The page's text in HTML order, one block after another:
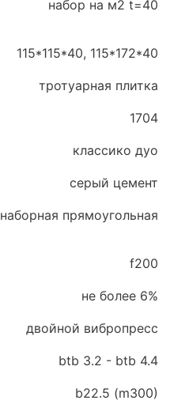
набор на м2 t=40
115*115*40, 115*172*40
тротуарная плитка
1704
классико дуо
серый цемент
наборная прямоугольная
f200
не более 6%
двойной вибропресс
btb 3.2 - btb 4.4
b22.5 (m300)